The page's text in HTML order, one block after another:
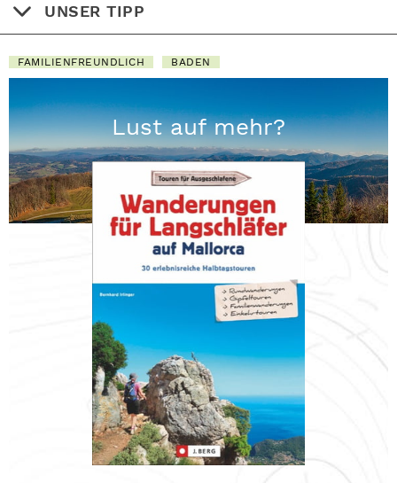
UNSER TIPP
FAMILIENFREUNDLICH BADEN
Lust auf mehr?